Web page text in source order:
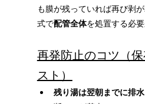
も膜が残っていれば再び剥
式で配管全体を処置する必要
再発防止のコツ（
スト）
残り湯は翌朝までに排水